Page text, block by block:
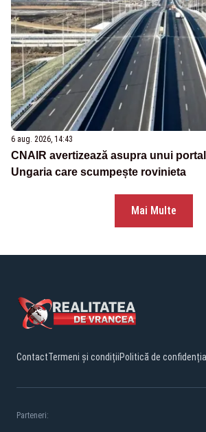
6 aug. 2026, 14:43
CNAIR avertizează asupra unui
Ungaria care scumpește rovinieta
Mai Multe
ContactTermeni și condițiiPolitică de
Parteneri: